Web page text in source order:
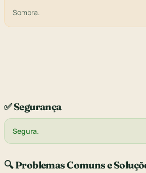
Sombra.
✅ Segurança
Segura.
🔍 Problemas Comuns e